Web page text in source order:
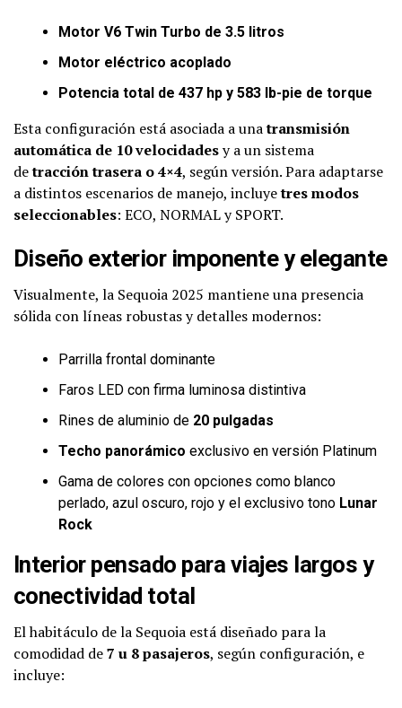
Motor V6 Twin Turbo de 3.5 litros
Motor eléctrico acoplado
Potencia total de 437 hp y 583 lb-pie de torque
Esta configuración está asociada a unatransmisión
automática de 10 velocidadesy a un sistema
detracción trasera o 4×4, según versión. Para adaptarse
a distintos escenarios de manejo, incluyetres modos
seleccionables: ECO, NORMAL y SPORT.
Diseño exterior imponente y elegante
Visualmente, la Sequoia 2025 mantiene una presencia
sólida con líneas robustas y detalles modernos:
Parrilla frontal dominante
Faros LED con firma luminosa distintiva
Rines de aluminio de 20 pulgadas
Techo panorámico exclusivo en versión Platinum
Gama de colores con opciones como blanco
perlado, azul oscuro, rojo y el exclusivo tono Lunar
Rock
Interior pensado para viajes largos y
conectividad total
El habitáculo de la Sequoia está diseñado para la
comodidad de7 u 8 pasajeros, según configuración, e
incluye: